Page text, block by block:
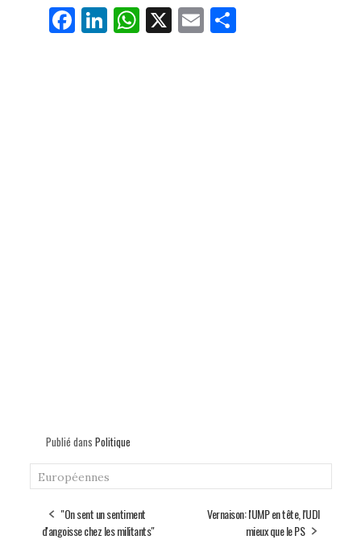
Fa
ce
Li
nk
W
ha
X E
m
Pa
Publié dans Politique
Européennes
"On sent un sentiment
d'angoisse chez les militants"
Vernaison: l'UMP en tête, l'UDI
mieux que le PS